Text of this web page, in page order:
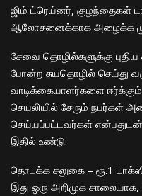
ஜிம் ட்ரெய்னர், குழந்தைகள்
ஆலோசனைக்காக அழைக்க
சேவை தொழில்களுக்கு புதிய
போன்ற சுயதொழில் செய்து
வாடிக்கையாளர்களை
செயலியில் சேரும் நபர்கள்
செய்யப்பட்டவர்கள்
இதில் உண்டு.
தொடக்க சலுகை – ரூ.1
இது ஒரு அறிமுக சாலையாக,